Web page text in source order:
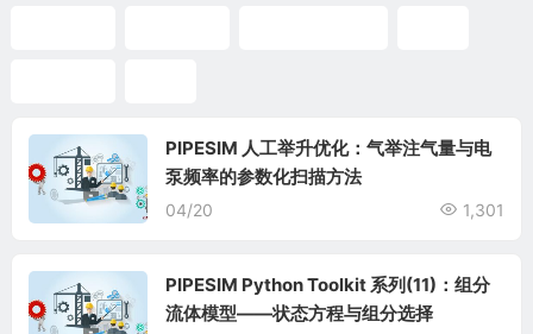
PIPESIM 人工举升优化：气举注气量与电
泵频率的参数化扫描方法
04/20 1,301
PIPESIM Python Toolkit 系列(11)：组分
流体模型——状态方程与组分选择